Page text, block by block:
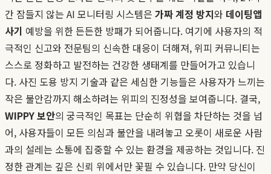
간 잠들지 않는 AI 모니터링 시스템은 가짜 계정 방지와 데이팅앱
사기 예방을 위한 든든한 방패가 되어줍니다. 여기에 사용자의 적
극적인 신고와 전문팀의 신속한 대응이 더해져, 위피 커뮤니티는
스스로 정화하고 발전하는 건강한 생태계를 만들어가고 있습니
다. 사진 도용 방지 기술과 같은 세심한 기능들은 사용자가 느끼는
작은 불안감까지 해소하려는 위피의 진정성을 보여줍니다. 결국,
WIPPY 보안의 궁극적인 목표는 단순히 위협을 차단하는 것을 넘
어, 사용자들이 모든 의심과 불안을 내려놓고 오롯이 새로운 사람
과의 설레는 소통에 집중할 수 있는 환경을 제공하는 것입니다. 진
정한 관계는 깊은 신뢰 위에서만 꽃필 수 있습니다. 만약 당신이